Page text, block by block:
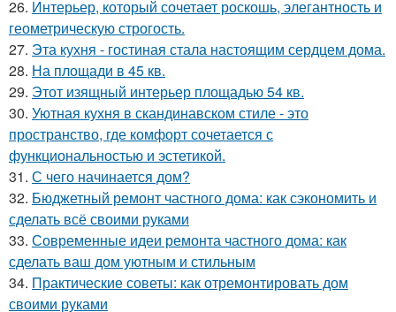
26. Интерьер, который сочетает роскошь, элегантность и
геометрическую строгость.
27. Эта кухня - гостиная стала настоящим сердцем дома.
28. На площади в 45 кв.
29. Этот изящный интерьер площадью 54 кв.
30. Уютная кухня в скандинавском стиле - это
пространство, где комфорт сочетается с
функциональностью и эстетикой.
31. С чего начинается дом?
32. Бюджетный ремонт частного дома: как сэкономить и
сделать всё своими руками
33. Современные идеи ремонта частного дома: как
сделать ваш дом уютным и стильным
34. Практические советы: как отремонтировать дом
своими руками